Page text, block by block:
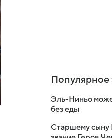
Популярное
Эль-Ниньо
без еды
Старшему сыну